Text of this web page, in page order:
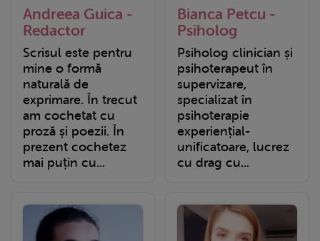
Andreea Guica -
Redactor
Scrisul este pentru
mine o formă
naturală de
exprimare. În trecut
am cochetat cu
proză și poezii. În
prezent cochetez
mai puțin cu...
Bianca Petcu -
Psiholog
Psiholog clinician și
psihoterapeut în
supervizare,
specializat în
psihoterapie
experiențial-
unificatoare, lucrez
cu drag cu...